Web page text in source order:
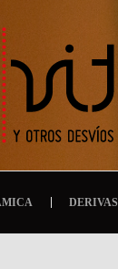
DERIVAS